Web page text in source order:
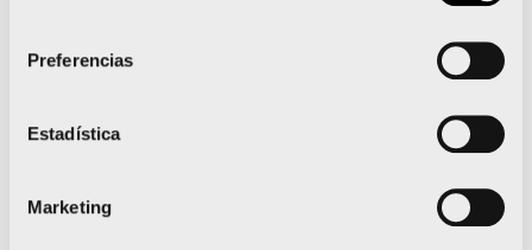
Preferencias
Estadística
Marketing
mientras que el Maratón Valencia ha puesto a
disposición de los corredores un máximo de 35